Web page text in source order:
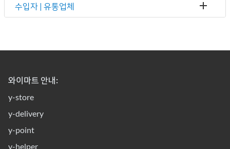
수입자 | 유통업체
와이마트 안내:
y-store
y-delivery
y-point
y-helper